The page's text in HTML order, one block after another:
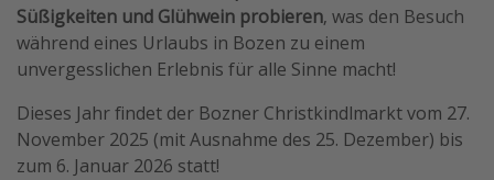
Süßigkeiten und Glühwein probieren, was den Besuch
während eines Urlaubs in Bozen zu einem
unvergesslichen Erlebnis für alle Sinne macht!
Dieses Jahr findet der Bozner Christkindlmarkt vom 27.
November 2025 (mit Ausnahme des 25. Dezember) bis
zum 6. Januar 2026 statt!